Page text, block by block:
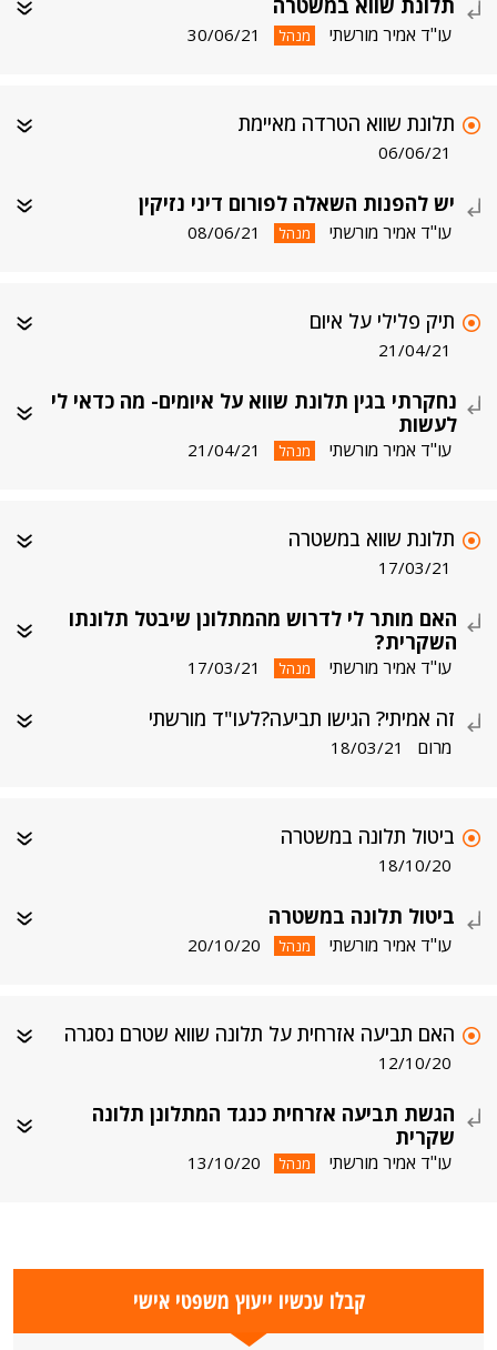
תלונת שווא במשטרה
עו"ד אמיר מורשתי מנהל 30/06/21
תלונת שווא הטרדה מאיימת
06/06/21
יש להפנות השאלה לפורום דיני נזיקין
עו"ד אמיר מורשתי מנהל 08/06/21
תיק פלילי על איום
21/04/21
נחקרתי בגין תלונת שווא על איומים- מה כדאי לי
לעשות
עו"ד אמיר מורשתי מנהל 21/04/21
תלונת שווא במשטרה
17/03/21
האם מותר לי לדרוש מהמתלונן שיבטל תלונתו
השקרית?
עו"ד אמיר מורשתי מנהל 17/03/21
זה אמיתי? הגישו תביעה?לעו"ד מורשתי
מרום 18/03/21
ביטול תלונה במשטרה
18/10/20
ביטול תלונה במשטרה
עו"ד אמיר מורשתי מנהל 20/10/20
האם תביעה אזרחית על תלונה שווא שטרם נסגרה
12/10/20
הגשת תביעה אזרחית כנגד המתלונן תלונה
שקרית
עו"ד אמיר מורשתי מנהל 13/10/20
קבלו עכשיו ייעוץ משפטי אישי